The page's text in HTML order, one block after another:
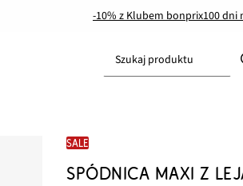
-10% z Klubem bonprix100 dni
Szukaj produktu
SALE
SPÓDNICA MAXI Z